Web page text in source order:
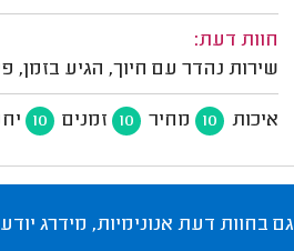
חוות דעת:
שירות נהדר עם חיוך, הגיע בזמן,
איכות 10 מחיר 10 זמנים 10
גם בחוות דעת אנונימיות, מידרג